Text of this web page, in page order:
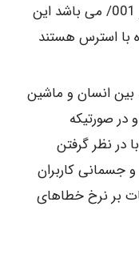
یک عملیات ساده و معمول برابر 001/ می باشد این
با استرس هستند
بین انسان و ماشین
در صورتیکه
در نظر گرفتن
و جسمانی کاربران
بر نرخ خطاهای